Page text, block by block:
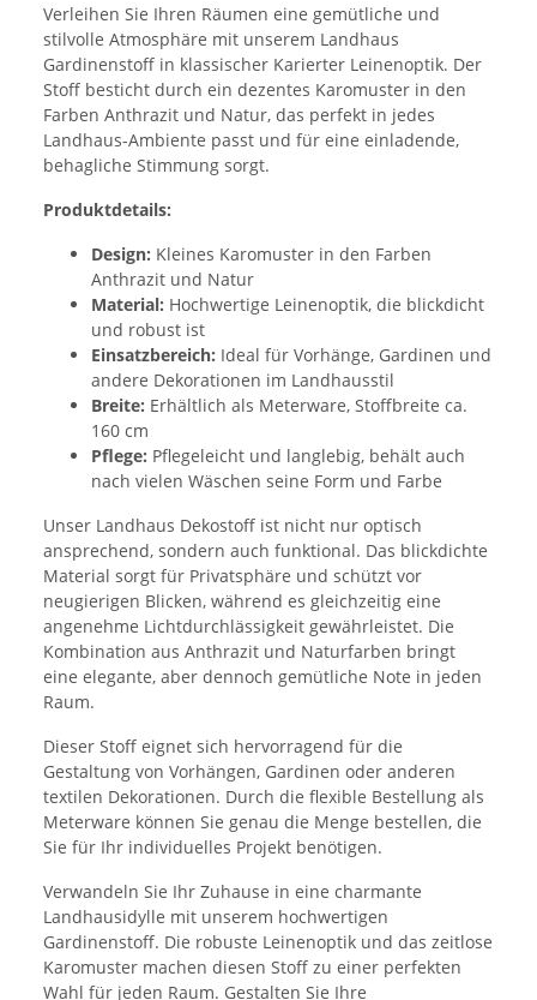
Verleihen Sie Ihren Räumen eine gemütliche und
stilvolle Atmosphäre mit unserem Landhaus
Gardinenstoff in klassischer Karierter Leinenoptik. Der
Stoff besticht durch ein dezentes Karomuster in den
Farben Anthrazit und Natur, das perfekt in jedes
Landhaus-Ambiente passt und für eine einladende,
behagliche Stimmung sorgt.
Produktdetails:
Design: Kleines Karomuster in den Farben
Anthrazit und Natur
Material: Hochwertige Leinenoptik, die blickdicht
und robust ist
Einsatzbereich: Ideal für Vorhänge, Gardinen und
andere Dekorationen im Landhausstil
Breite: Erhältlich als Meterware, Stoffbreite ca.
160 cm
Pflege: Pflegeleicht und langlebig, behält auch
nach vielen Wäschen seine Form und Farbe
Unser Landhaus Dekostoff ist nicht nur optisch
ansprechend, sondern auch funktional. Das blickdichte
Material sorgt für Privatsphäre und schützt vor
neugierigen Blicken, während es gleichzeitig eine
angenehme Lichtdurchlässigkeit gewährleistet. Die
Kombination aus Anthrazit und Naturfarben bringt
eine elegante, aber dennoch gemütliche Note in jeden
Raum.
Dieser Stoff eignet sich hervorragend für die
Gestaltung von Vorhängen, Gardinen oder anderen
textilen Dekorationen. Durch die flexible Bestellung als
Meterware können Sie genau die Menge bestellen, die
Sie für Ihr individuelles Projekt benötigen.
Verwandeln Sie Ihr Zuhause in eine charmante
Landhausidylle mit unserem hochwertigen
Gardinenstoff. Die robuste Leinenoptik und das zeitlose
Karomuster machen diesen Stoff zu einer perfekten
Wahl für jeden Raum. Gestalten Sie Ihre